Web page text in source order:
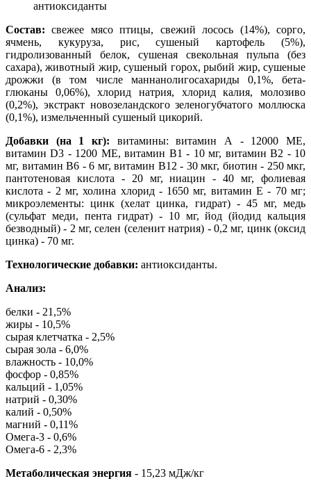
антиоксиданты
Состав: свежее мясо птицы, свежий лосось (14%), сорго,
ячмень, кукуруза, рис, сушеный картофель (5%),
гидролизованный белок, сушеная свекольная пульпа (без
сахара), животный жир, сушеный горох, рыбий жир, сушеные
дрожжи (в том числе маннанолигосахариды 0,1%, бета-
глюканы 0,06%), хлорид натрия, хлорид калия, молозиво
(0,2%), экстракт новозеландского зеленогубчатого моллюска
(0,1%), измельченный сушеный цикорий.
Добавки (на 1 кг): витамины: витамин А - 12000 МЕ,
витамин D3 - 1200 МЕ, витамин В1 - 10 мг, витамин В2 - 10
мг, витамин В6 - 6 мг, витамин В12 - 30 мкг, биотин - 250 мкг,
пантотеновая кислота - 20 мг, ниацин - 40 мг, фолиевая
кислота - 2 мг, холина хлорид - 1650 мг, витамин Е - 70 мг;
микроэлементы: цинк (хелат цинка, гидрат) - 45 мг, медь
(сульфат меди, пента гидрат) - 10 мг, йод (йодид кальция
безводный) - 2 мг, селен (селенит натрия) - 0,2 мг, цинк (оксид
цинка) - 70 мг.
Технологические добавки: антиоксиданты.
Анализ:
белки - 21,5%
жиры - 10,5%
сырая клетчатка - 2,5%
сырая зола - 6,0%
влажность - 10,0%
фосфор - 0,85%
кальций - 1,05%
натрий - 0,30%
калий - 0,50%
магний - 0,11%
Омега-3 - 0,6%
Омега-6 - 2,3%
Метаболическая энергия - 15,23 мДж/кг